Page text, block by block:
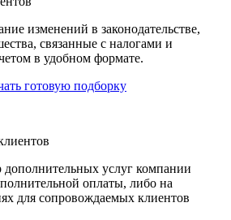
изменений в законодательстве,
связанные с налогами и
в удобном формате.
готовую подборку
услуг компании
оплаты, либо на
для сопровождаемых клиентов